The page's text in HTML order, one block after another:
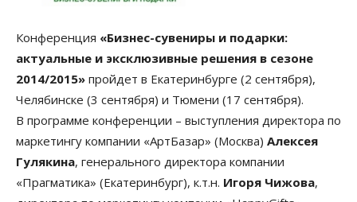
Конференция «Бизнес-сувениры и подарки:
актуальные и эксклюзивные решения в сезоне
2014/2015» пройдет в Екатеринбурге (2 сентября),
Челябинске (3 сентября) и Тюмени (17 сентября).
В программе конференции – выступления директора по
маркетингу компании «АртБазар» (Москва) Алексея
Гулякина, генерального директора компании
«Прагматика» (Екатеринбург), к.т.н. Игоря Чижова,